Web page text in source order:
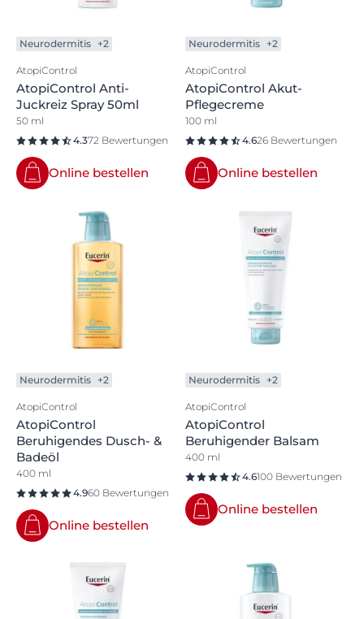
Neurodermitis +2
AtopiControl
AtopiControl Anti-
Juckreiz Spray 50ml
50 ml
4.372 Bewertungen
Online bestellen
Neurodermitis +2
AtopiControl
AtopiControl Akut-
Pflegecreme
100 ml
4.626 Bewertungen
Online bestellen
Neurodermitis +2
AtopiControl
AtopiControl
Beruhigendes Dusch- &
Badeöl
400 ml
4.960 Bewertungen
Online bestellen
Neurodermitis +2
AtopiControl
AtopiControl
Beruhigender Balsam
400 ml
4.6100 Bewertungen
Online bestellen